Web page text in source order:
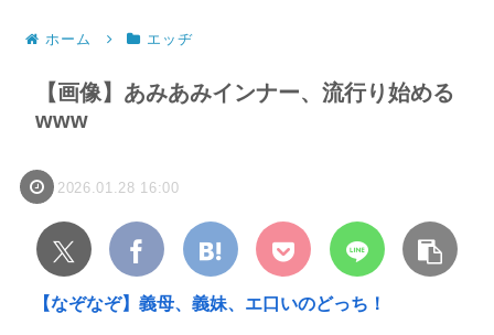
ホーム エッヂ
【画像】あみあみインナー、流行り始める
www
2026.01.28 16:00
【なぞなぞ】義母、義妹、エ口いのどっち！